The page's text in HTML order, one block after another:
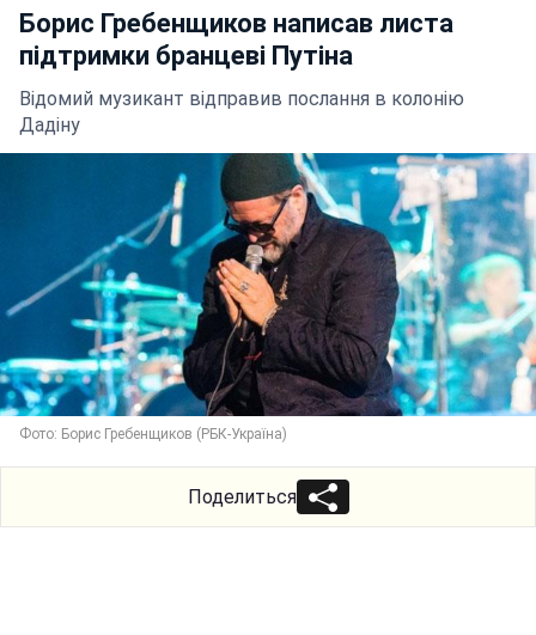
Борис Гребенщиков написав листа
підтримки бранцеві Путіна
Відомий музикант відправив послання в колонію
Дадіну
Фото: Борис Гребенщиков (РБК-Україна)
Поделиться